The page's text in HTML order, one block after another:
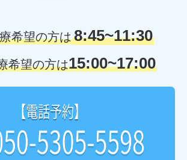
希望の方は8:45~11:30
希望の方は15:00~17:00